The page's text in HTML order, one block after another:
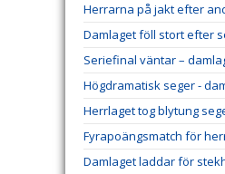
Herrarna på jakt efter
Damlaget föll stort efter
Seriefinal väntar –
Högdramatisk seger -
Herrlaget tog blytung
Fyrapoängsmatch för
Damlaget laddar för